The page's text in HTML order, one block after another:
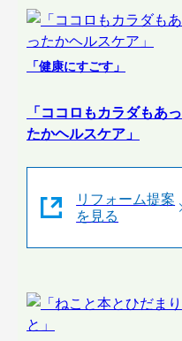
「健康にすごす」
「ココロもカラダもあっ
たかヘルスケア」
リフォーム提案
を見る